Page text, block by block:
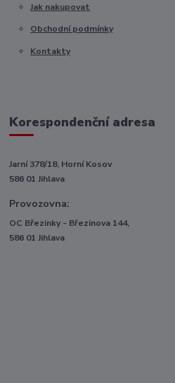
Jak nakupovat
Obchodní podmínky
Kontakty
Korespondenční adresa
Jarní 378/18, Horní Kosov
586 01 Jihlava
Provozovna:
OC Březinky - Březinova 144,
586 01 Jihlava